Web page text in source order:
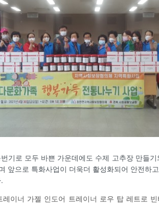
기로 모두 바쁜 가운데에도 수제 고추장 만들
앞으로 특화사업이 더욱더 활성화되어 안전하
이너 가젤 인도어 트레이너 로우 탑 레트로